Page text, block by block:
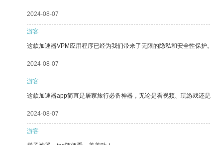
2024-08-07
游客
这款加速器VPM应用程序已经为我们带来了无限的隐私和安全性保护。
2024-08-07
游客
这款加速器app简直是居家旅行必备神器，无论是看视频、玩游戏还
2024-08-07
游客